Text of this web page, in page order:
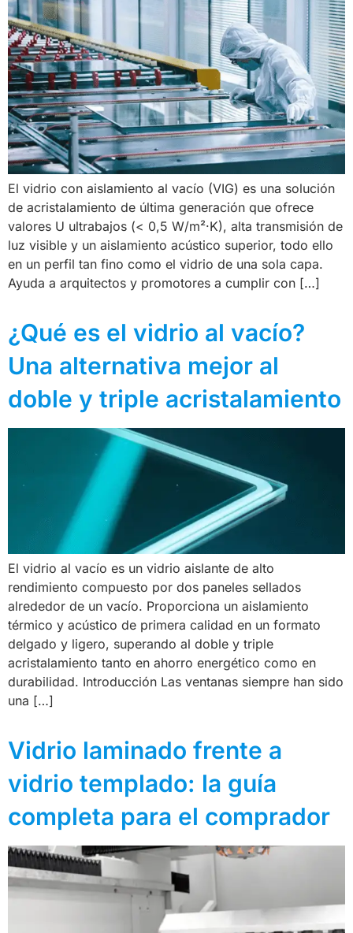
El vidrio con aislamiento al vacío (VIG) es una solución
de acristalamiento de última generación que ofrece
valores U ultrabajos (< 0,5 W/m²·K), alta transmisión de
luz visible y un aislamiento acústico superior, todo ello
en un perfil tan fino como el vidrio de una sola capa.
Ayuda a arquitectos y promotores a cumplir con […]
¿Qué es el vidrio al vacío?
Una alternativa mejor al
doble y triple acristalamiento
El vidrio al vacío es un vidrio aislante de alto
rendimiento compuesto por dos paneles sellados
alrededor de un vacío. Proporciona un aislamiento
térmico y acústico de primera calidad en un formato
delgado y ligero, superando al doble y triple
acristalamiento tanto en ahorro energético como en
durabilidad. Introducción Las ventanas siempre han sido
una […]
Vidrio laminado frente a
vidrio templado: la guía
completa para el comprador